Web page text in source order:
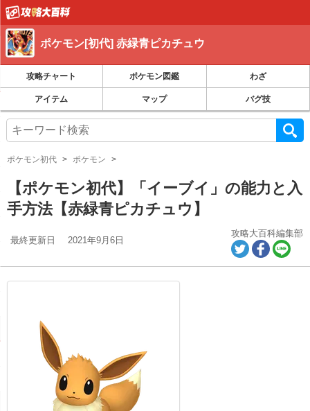
ポケモン[初代] 赤緑青ピカチュウ
攻略チャート ポケモン図鑑 わざ
アイテム マップ バグ技
ポケモン初代 ポケモン
【ポケモン初代】「イーブイ」の能力と入
手方法【赤緑青ピカチュウ】
最終更新日 2021年9月6日
攻略大百科編集部